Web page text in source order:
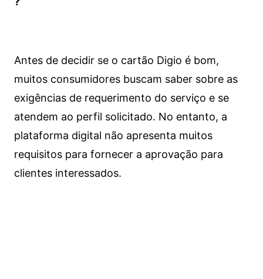
Antes de decidir se o cartão Digio é bom,
muitos consumidores buscam saber sobre as
exigências de requerimento do serviço e se
atendem ao perfil solicitado. No entanto, a
plataforma digital não apresenta muitos
requisitos para fornecer a aprovação para
clientes interessados.